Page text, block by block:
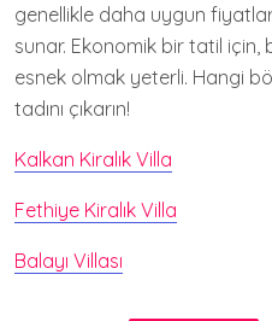
genellikle daha uygun
sunar. Ekonomik bir tatil
esnek olmak yeterli. Hangi
tadını çıkarın!
Kalkan Kiralık Villa
Fethiye Kiralık Villa
Balayı Villası